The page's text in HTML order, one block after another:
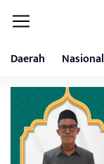
Daerah Nasional